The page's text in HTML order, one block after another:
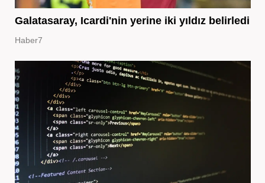
Galatasaray, Icardi'nin yerine iki yıldız belirledi
Haber7